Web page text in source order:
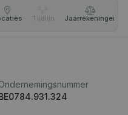
Tijdlijn Jaar­rekeningen